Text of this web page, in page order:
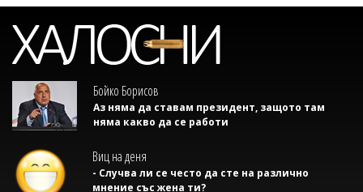
Бойко Борисов
Аз няма да ставам президент, защото там
няма какво да се работи
Виц на деня
- Случва ли се често да сте на различно
мнение със жена ти?